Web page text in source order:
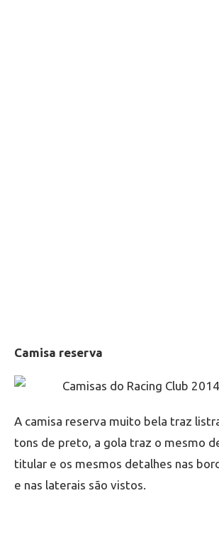
Camisa reserva
A camisa reserva muito bela traz
tons de preto, a gola traz o mesmo
titular e os mesmos detalhes nas
e nas laterais são vistos.